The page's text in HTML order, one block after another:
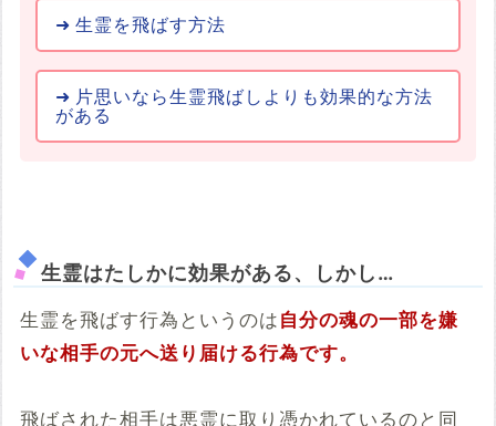
生霊を飛ばす方法
片思いなら生霊飛ばしよりも効果的な方法
がある
生霊はたしかに効果がある、しかし…
生霊を飛ばす行為というのは 自分の魂の一部を嫌
いな相手の元へ送り届ける行為です。
飛ばされた相手は悪霊に取り憑かれているのと同